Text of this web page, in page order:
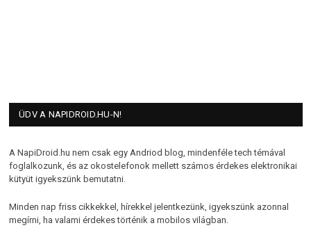
ÜDV A NAPIDROID.HU-N!
A NapiDroid.hu nem csak egy Andriod blog, mindenféle tech témával
foglalkozunk, és az okostelefonok mellett számos érdekes elektronikai
kütyüt igyekszünk bemutatni.
Minden nap friss cikkekkel, hírekkel jelentkezünk, igyekszünk azonnal
megírni, ha valami érdekes történik a mobilos világban.